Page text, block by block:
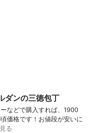
ダンの三徳包丁
などで購入すれば、1900
価格です！お値段が安いに
る